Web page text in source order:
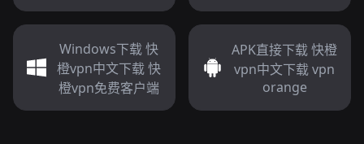
Windows下载 快
橙vpn中文下载 快
橙vpn免费客户端
APK直接下载 快橙
vpn中文下载 vpn
orange